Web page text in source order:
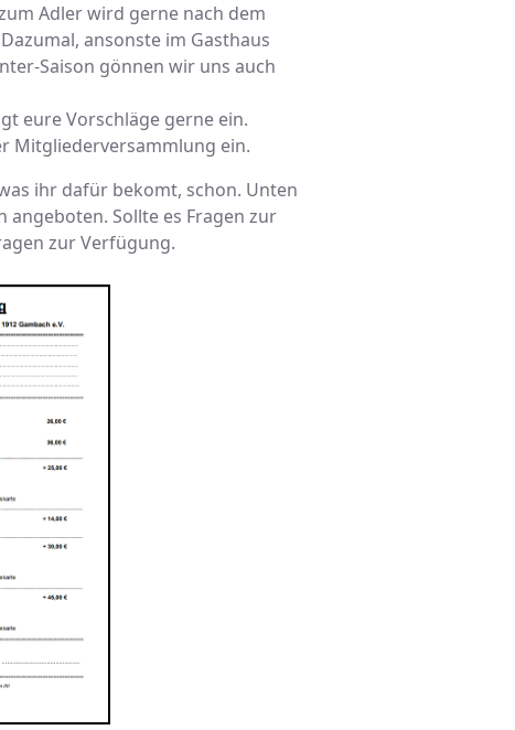
Adler wird gerne nach dem
ansonste im Gasthaus
Saison gönnen wir uns auch
eure Vorschläge gerne ein.
Mitgliederversammlung ein.
ihr dafür bekomt, schon. Unten
Sollte es Fragen zur
zur Verfügung.